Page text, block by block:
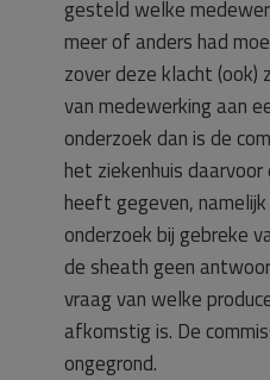
gesteld welke
meer of anders had
zover deze klacht
van medewerking aan
onderzoek dan is de
het ziekenhuis
heeft gegeven,
onderzoek bij gebreke
de sheath geen
vraag van welke
afkomstig is. De
ongegrond.